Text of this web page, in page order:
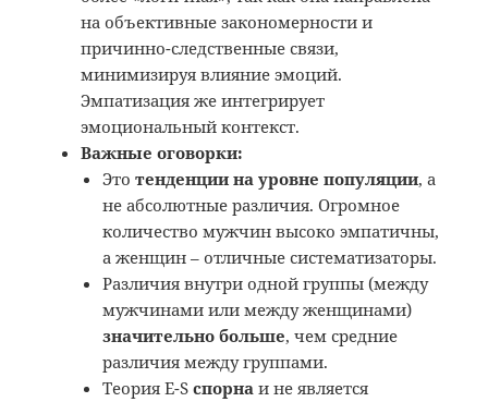
на объективные закономерности и
причинно-следственные связи,
минимизируя влияние эмоций.
Эмпатизация же интегрирует
эмоциональный контекст.
Важные оговорки:
Этотенденции на уровне популяции, а
не абсолютные различия. Огромное
количество мужчин высоко эмпатичны,
а женщин – отличные систематизаторы.
Различия внутри одной группы (между
мужчинами или между женщинами)
значительно больше, чем средние
различия между группами.
Теория E-Sспорна и не является